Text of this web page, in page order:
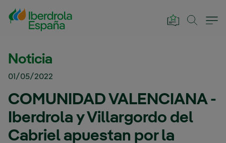
Saltar al contenido principal
Noticia
01/05/2022
COMUNIDAD VALENCIANA -
Iberdrola y Villargordo del
Cabriel apuestan por la